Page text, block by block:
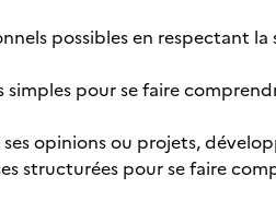
possibles en respectant la
simples pour se faire
opinions ou projets,
structurées pour se faire